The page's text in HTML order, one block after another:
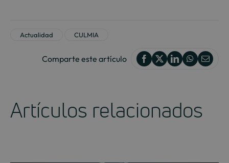
Actualidad CULMIA
Comparte este artículo
Artículos relacionados